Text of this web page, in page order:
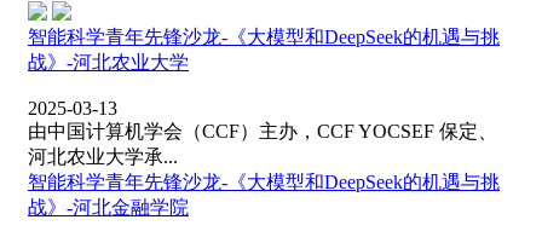
智能科学青年先锋沙龙-《大模型和DeepSeek的机遇与挑
战》-河北农业大学
2025-03-13
由中国计算机学会（CCF）主办，CCF YOCSEF 保定、
河北农业大学承...
智能科学青年先锋沙龙-《大模型和DeepSeek的机遇与挑
战》-河北金融学院